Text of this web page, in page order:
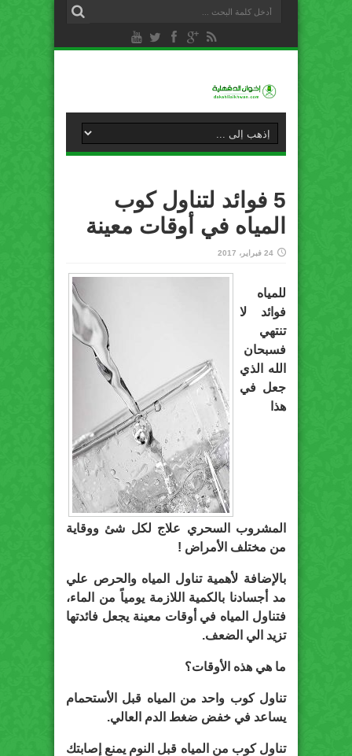
5 فوائد لتناول كوب
المياه في أوقات معينة
24 فبراير، 2017
للمياه
فوائد لا
تنتهي
فسبحان
الله الذي
جعل في
هذا
المشروب السحري علاج لكل شئ ووقاية
من مختلف الأمراض !
باﻹضافة ﻷهمية تناول المياه والحرص علي
مد أجسادنا بالكمية اللازمة يومياً من الماء،
فتناول المياه في أوقات معينة يجعل فائدتها
تزيد الي الضعف.
ما هي هذه اﻷوقات؟
تناول كوب واحد من المياه قبل اﻷستحمام
يساعد في خفض ضغط الدم العالي.
تناول كوب من المياه قبل النوم يمنع إصابتك